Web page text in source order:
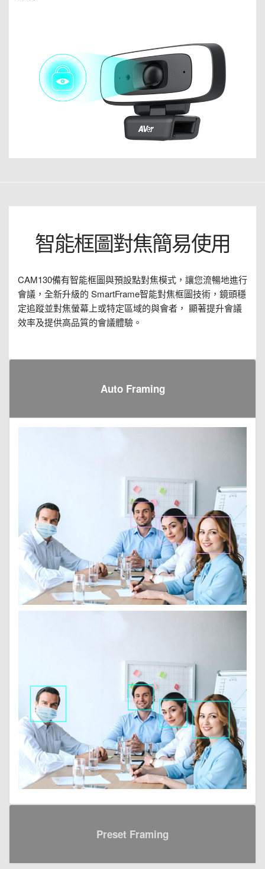
智能框圖對焦簡易使用
CAM130備有智能框圖與預設點對焦模式，讓您流暢地進行
會議，全新升級的 SmartFrame智能對焦框圖技術，鏡頭穩
定追蹤並對焦螢幕上或特定區域的與會者， 顯著提升會議
效率及提供高品質的會議體驗。
Auto Framing
Preset Framing